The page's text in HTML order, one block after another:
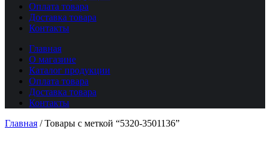
Оплата товара
Доставка товара
Контакты
Главная
О магазине
Каталог продукции
Оплата товара
Доставка товара
Контакты
Главная /Товары с меткой “5320-3501136”